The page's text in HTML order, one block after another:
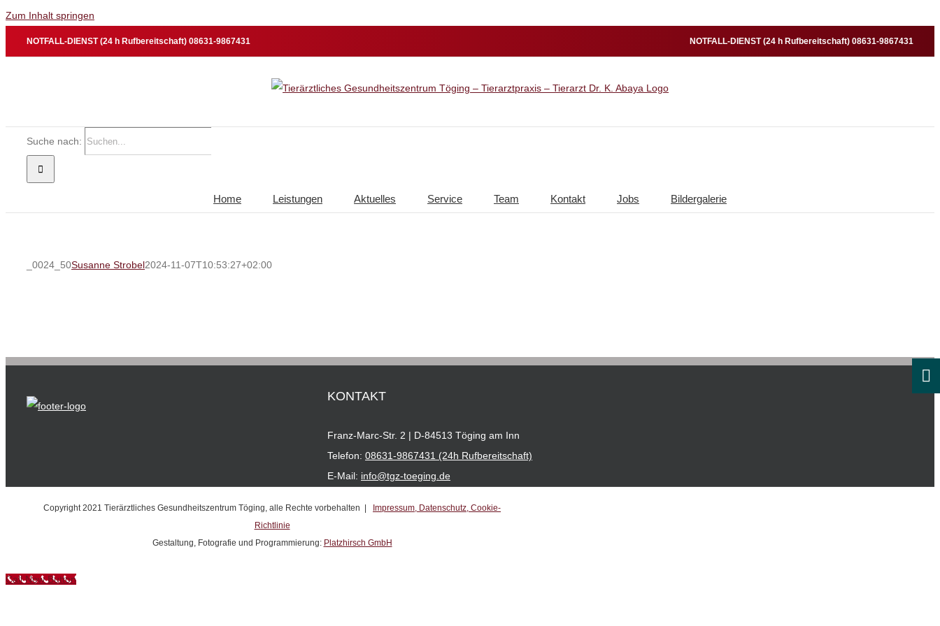
Zum Inhalt springen
NOTFALL-DIENST (24 h Rufbereitschaft) 08631-9867431 NOTFALL-DIENST (24 h Rufbereitschaft) 08631-9867431
Suche nach:
Home Leistungen Aktuelles Service Team Kontakt Jobs Bildergalerie
_0024_50Susanne Strobel2024-11-07T10:53:27+02:00
KONTAKT
Franz-Marc-Str. 2 | D-84513 Töging am Inn
Telefon: 08631-9867431 (24h Rufbereitschaft)
E-Mail: info@tgz-toeging.de
Copyright 2021 Tierärztliches Gesundheitszentrum Töging, alle Rechte vorbehalten | Impressum, Datenschutz, Cookie-
Richtlinie
Gestaltung, Fotografie und Programmierung: Platzhirsch GmbH
Call Now Button